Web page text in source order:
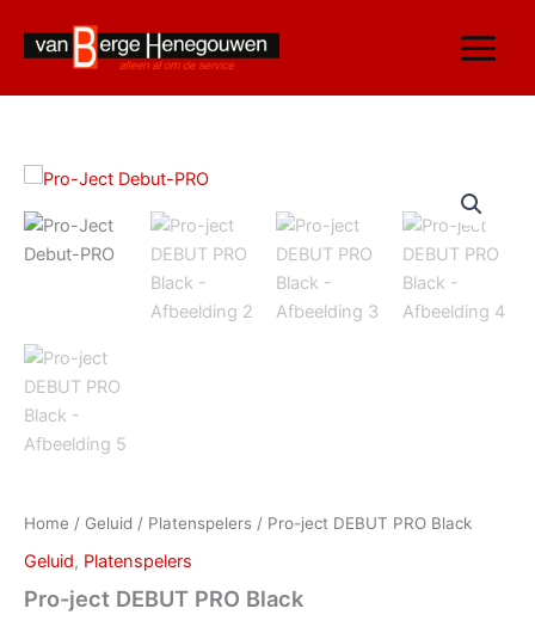
inhoud
Home / Geluid / Platenspelers / Pro-ject DEBUT PRO Black
Geluid, Platenspelers
Pro-ject DEBUT PRO Black
Pro-
DEBUT
PRO